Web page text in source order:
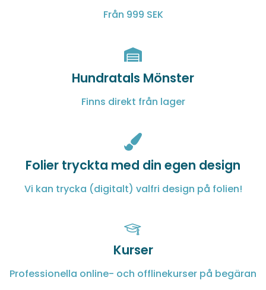
Från 999 SEK
Hundratals Mönster
Finns direkt från lager
Folier tryckta med din egen design
Vi kan trycka (digitalt) valfri design på folien!
Kurser
Professionella online- och offlinekurser på begäran